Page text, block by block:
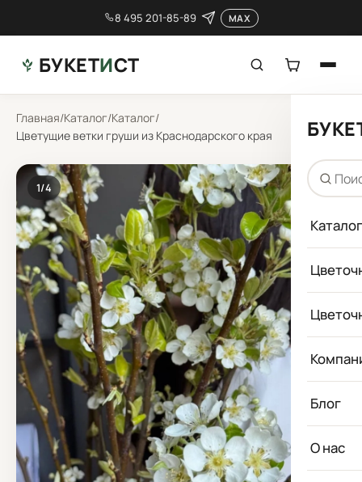
8 495 201-85-89 MAX
БУКЕТИСТ
Каталог
Блог
О нас
Главная/Каталог/Каталог/
Цветущие ветки груши из Краснодарского края
1/4